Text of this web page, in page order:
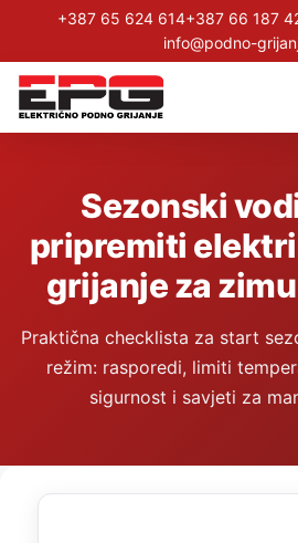
+387 65 624 614+387 66 187
info@podno-
Sezonski
pripremiti
grijanje za
Praktična checklista za start
režim: rasporedi, limiti
sigurnost i savjeti za